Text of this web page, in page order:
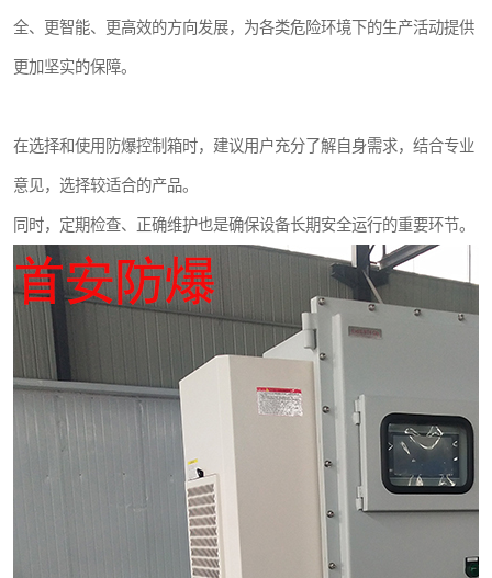
全、更智能、更高效的方向发展，为各类危险环境下的生产活动提供
更加坚实的保障。
在选择和使用防爆控制箱时，建议用户充分了解自身需求，结合专业
意见，选择较适合的产品。
同时，定期检查、正确维护也是确保设备长期安全运行的重要环节。